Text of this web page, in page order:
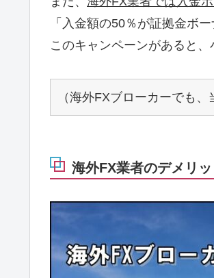
「入金額の50％が証拠金ボ
このキャンペーンがあると
（海外FXブローカーでも
海外FX業者のデメリ